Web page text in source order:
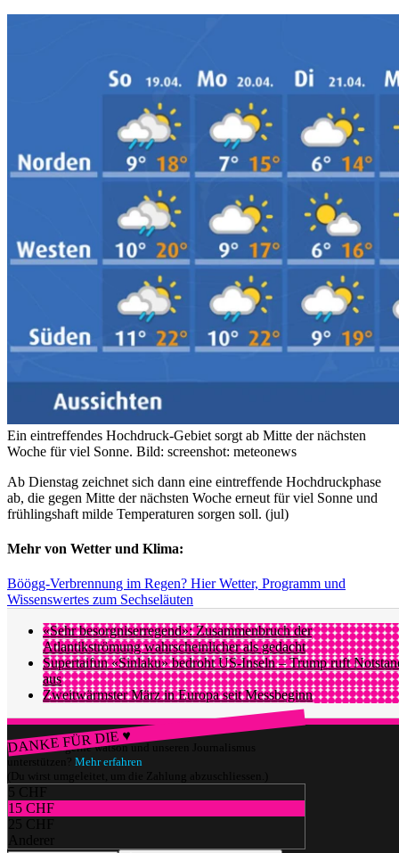
Ein eintreffendes Hochdruck-Gebiet sorgt ab Mitte der nächsten
Woche für viel Sonne. Bild: screenshot: meteonews
Ab Dienstag zeichnet sich dann eine eintreffende Hochdruckphase
ab, die gegen Mitte der nächsten Woche erneut für viel Sonne und
frühlingshaft milde Temperaturen sorgen soll. (jul)
Mehr von Wetter und Klima:
Böögg-Verbrennung im Regen? Hier Wetter, Programm und
Wissenswertes zum Sechseläuten
«Sehr besorgniserregend»: Zusammenbruch der
Atlantikströmung wahrscheinlicher als gedacht
Supertaifun «Sinlaku» bedroht US-Inseln – Trump ruft
aus
Zweitwärmster März in Europa seit Messbeginn
DANKE FÜR DIE ♥
Würdest du gerne watson und unseren Journalismus
unterstützen? Mehr erfahren
(Du wirst umgeleitet, um die Zahlung abzuschliessen.)
5 CHF
15 CHF
25 CHF
Anderer